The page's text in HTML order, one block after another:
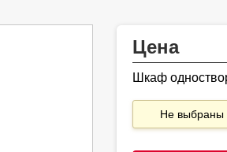
Цена
Шкаф
Не выбраны